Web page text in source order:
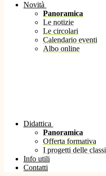
Novità
Panoramica
Le notizie
Le circolari
Calendario eventi
Albo online
Didattica
Panoramica
Offerta formativa
I progetti delle classi
Info utili
Contatti